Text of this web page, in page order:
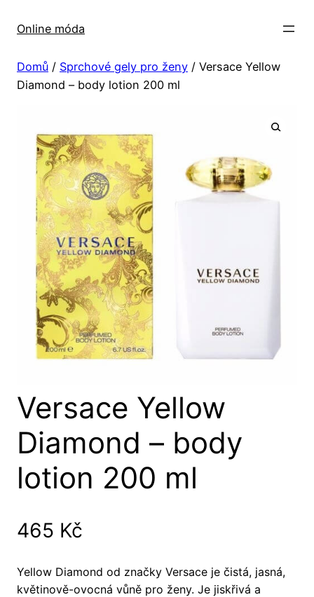
Online móda
Domů / Sprchové gely pro ženy / Versace Yellow
Diamond – body lotion 200 ml
Versace Yellow
Diamond – body
lotion 200 ml
465 Kč
Yellow Diamond od značky Versace je čistá, jasná,
květinově-ovocná vůně pro ženy. Je jiskřivá a